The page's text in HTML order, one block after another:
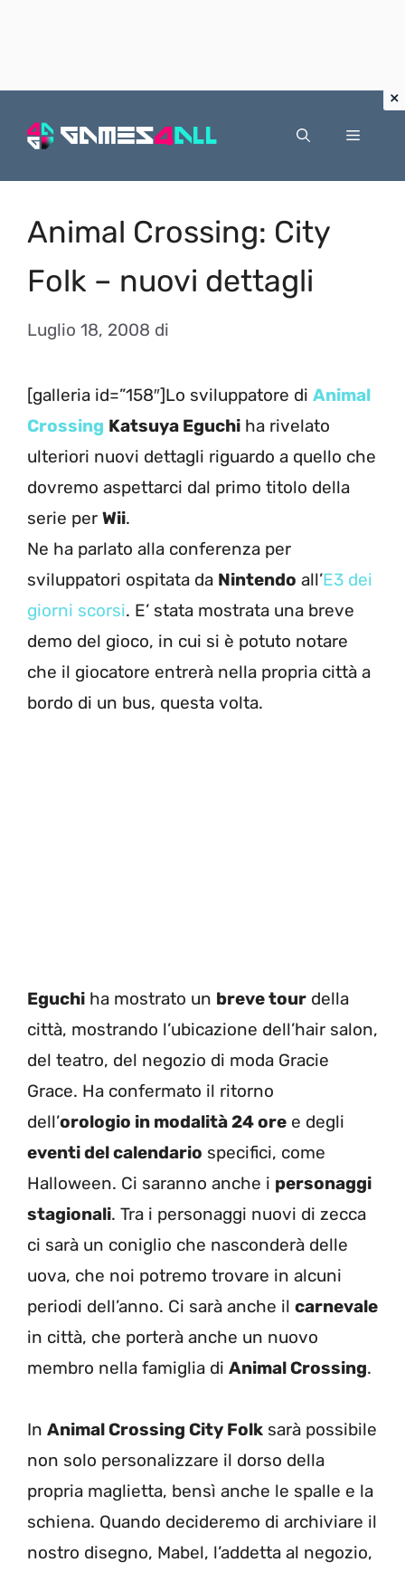
Menu
Animal Crossing: City
Folk – nuovi dettagli
Luglio 18, 2008 di
[galleria id=”158″]Lo sviluppatore di Animal
Crossing Katsuya Eguchi ha rivelato
ulteriori nuovi dettagli riguardo a quello che
dovremo aspettarci dal primo titolo della
serie per Wii.
Ne ha parlato alla conferenza per
sviluppatori ospitata da Nintendo all’E3 dei
giorni scorsi. E’ stata mostrata una breve
demo del gioco, in cui si è potuto notare
che il giocatore entrerà nella propria città a
bordo di un bus, questa volta.
Eguchi ha mostrato un breve tour della
città, mostrando l’ubicazione dell’hair salon,
del teatro, del negozio di moda Gracie
Grace. Ha confermato il ritorno
dell’orologio in modalità 24 ore e degli
eventi del calendario specifici, come
Halloween. Ci saranno anche i personaggi
stagionali. Tra i personaggi nuovi di zecca
ci sarà un coniglio che nasconderà delle
uova, che noi potremo trovare in alcuni
periodi dell’anno. Ci sarà anche il carnevale
in città, che porterà anche un nuovo
membro nella famiglia di Animal Crossing.
In Animal Crossing City Folk sarà possibile
non solo personalizzare il dorso della
propria maglietta, bensì anche le spalle e la
schiena. Quando decideremo di archiviare il
nostro disegno, Mabel, l’addetta al negozio,